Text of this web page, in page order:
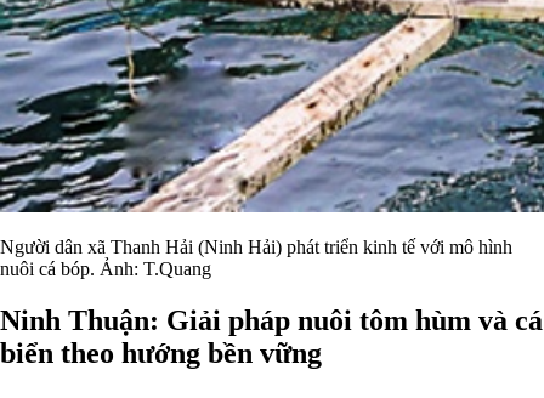
Người dân xã Thanh Hải (Ninh Hải) phát triển kinh tế với mô hình
nuôi cá bóp. Ảnh: T.Quang
Ninh Thuận: Giải pháp nuôi tôm hùm và cá
biển theo hướng bền vững